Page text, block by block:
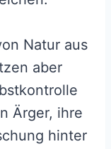
Natur aus
aber
Ärger, ihre
hinter